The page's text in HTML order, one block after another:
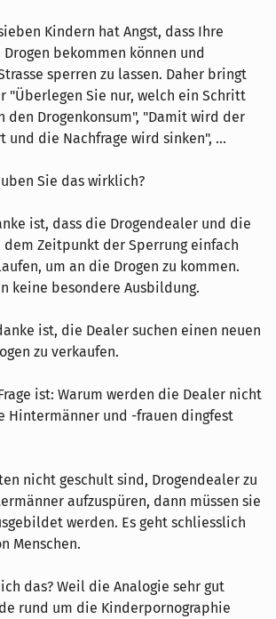
Kindern hat Angst, dass Ihre
bekommen können und
sperren zu lassen. Daher bringt
"Überlegen Sie nur, welch ein Schritt
den Drogenkonsum", "Damit wird der
und die Nachfrage wird sinken", ...
Sie das wirklich?
ist, dass die Drogendealer und die
dem Zeitpunkt der Sperrung einfach
um an die Drogen zu kommen.
keine besondere Ausbildung.
ist, die Dealer suchen einen neuen
zu verkaufen.
ist: Warum werden die Dealer nicht
Hintermänner und -frauen dingfest
nicht geschult sind, Drogendealer zu
aufzuspüren, dann müssen sie
werden. Es geht schliesslich
Menschen.
das? Weil die Analogie sehr gut
rund um die Kinderpornographie